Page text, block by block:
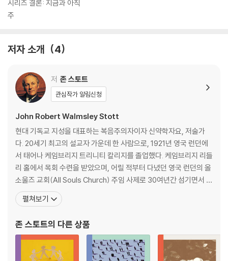
시리즈 결론: 지금과 아직
주
저자 소개 4
저 존 스토트
관심작가 알림신청
John Robert Walmsley Stott
현대 기독교 지성을 대표하는 복음주의자이자 신약학자요, 저술가
다. 20세기 최고의 설교자 가운데 한 사람으로, 1921년 영국 런던에
서 태어나 케임브리지 트리니티 칼리지를 졸업했다. 케임브리지 리들
리 홀에서 목회 수련을 받았으며, 어릴 적부터 다녔던 영국 런던의 올
소울즈 교회(All Souls Church) 주임 사제로 30여년간 섬기면서 강
력하고 혁신적인 목회 사역을 수행했다. 영국을 비롯한 범세계적인
복음주의권 지도자로서 로잔 언약(1974)을 입안했고, 그 후로도 로
e for Contemporary
펼쳐보기
존 스토트의 다른 상품